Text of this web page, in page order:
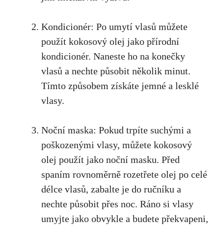
Kondicionér: Po umytí vlasů můžete
použít kokosový olej jako přírodní
kondicionér. Naneste ho na konečky
vlasů a nechte působit několik minut.
Tímto způsobem získáte jemné a lesklé
vlasy.
Noční maska: Pokud trpíte suchými a
poškozenými vlasy, můžete kokosový
olej použít jako noční masku. Před
spaním rovnoměrně rozetřete olej po celé
délce vlasů, zabalte je do ručníku a
nechte působit přes noc. Ráno si vlasy
umyjte jako obvykle a budete překvapeni,